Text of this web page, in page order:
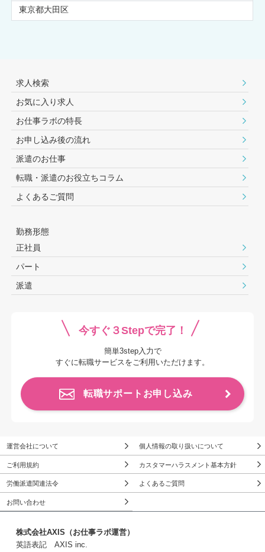
東京都大田区
求人検索
お気に入り求人
お仕事ラボの特長
お申し込み後の流れ
派遣のお仕事
転職・派遣のお役⽴ちコラム
よくあるご質問
勤務形態
正社員
パート
派遣
今すぐ３Stepで完了！
簡単3step入力で
すぐに転職サービスをご利用いただけます。
転職サポートお申し込み
運営会社について 個人情報の取り扱いについて
ご利用規約 カスタマーハラスメント基本方針
労働派遣関連法令 よくあるご質問
お問い合わせ
株式会社AXIS（お仕事ラボ運営）
英語表記 AXIS inc.